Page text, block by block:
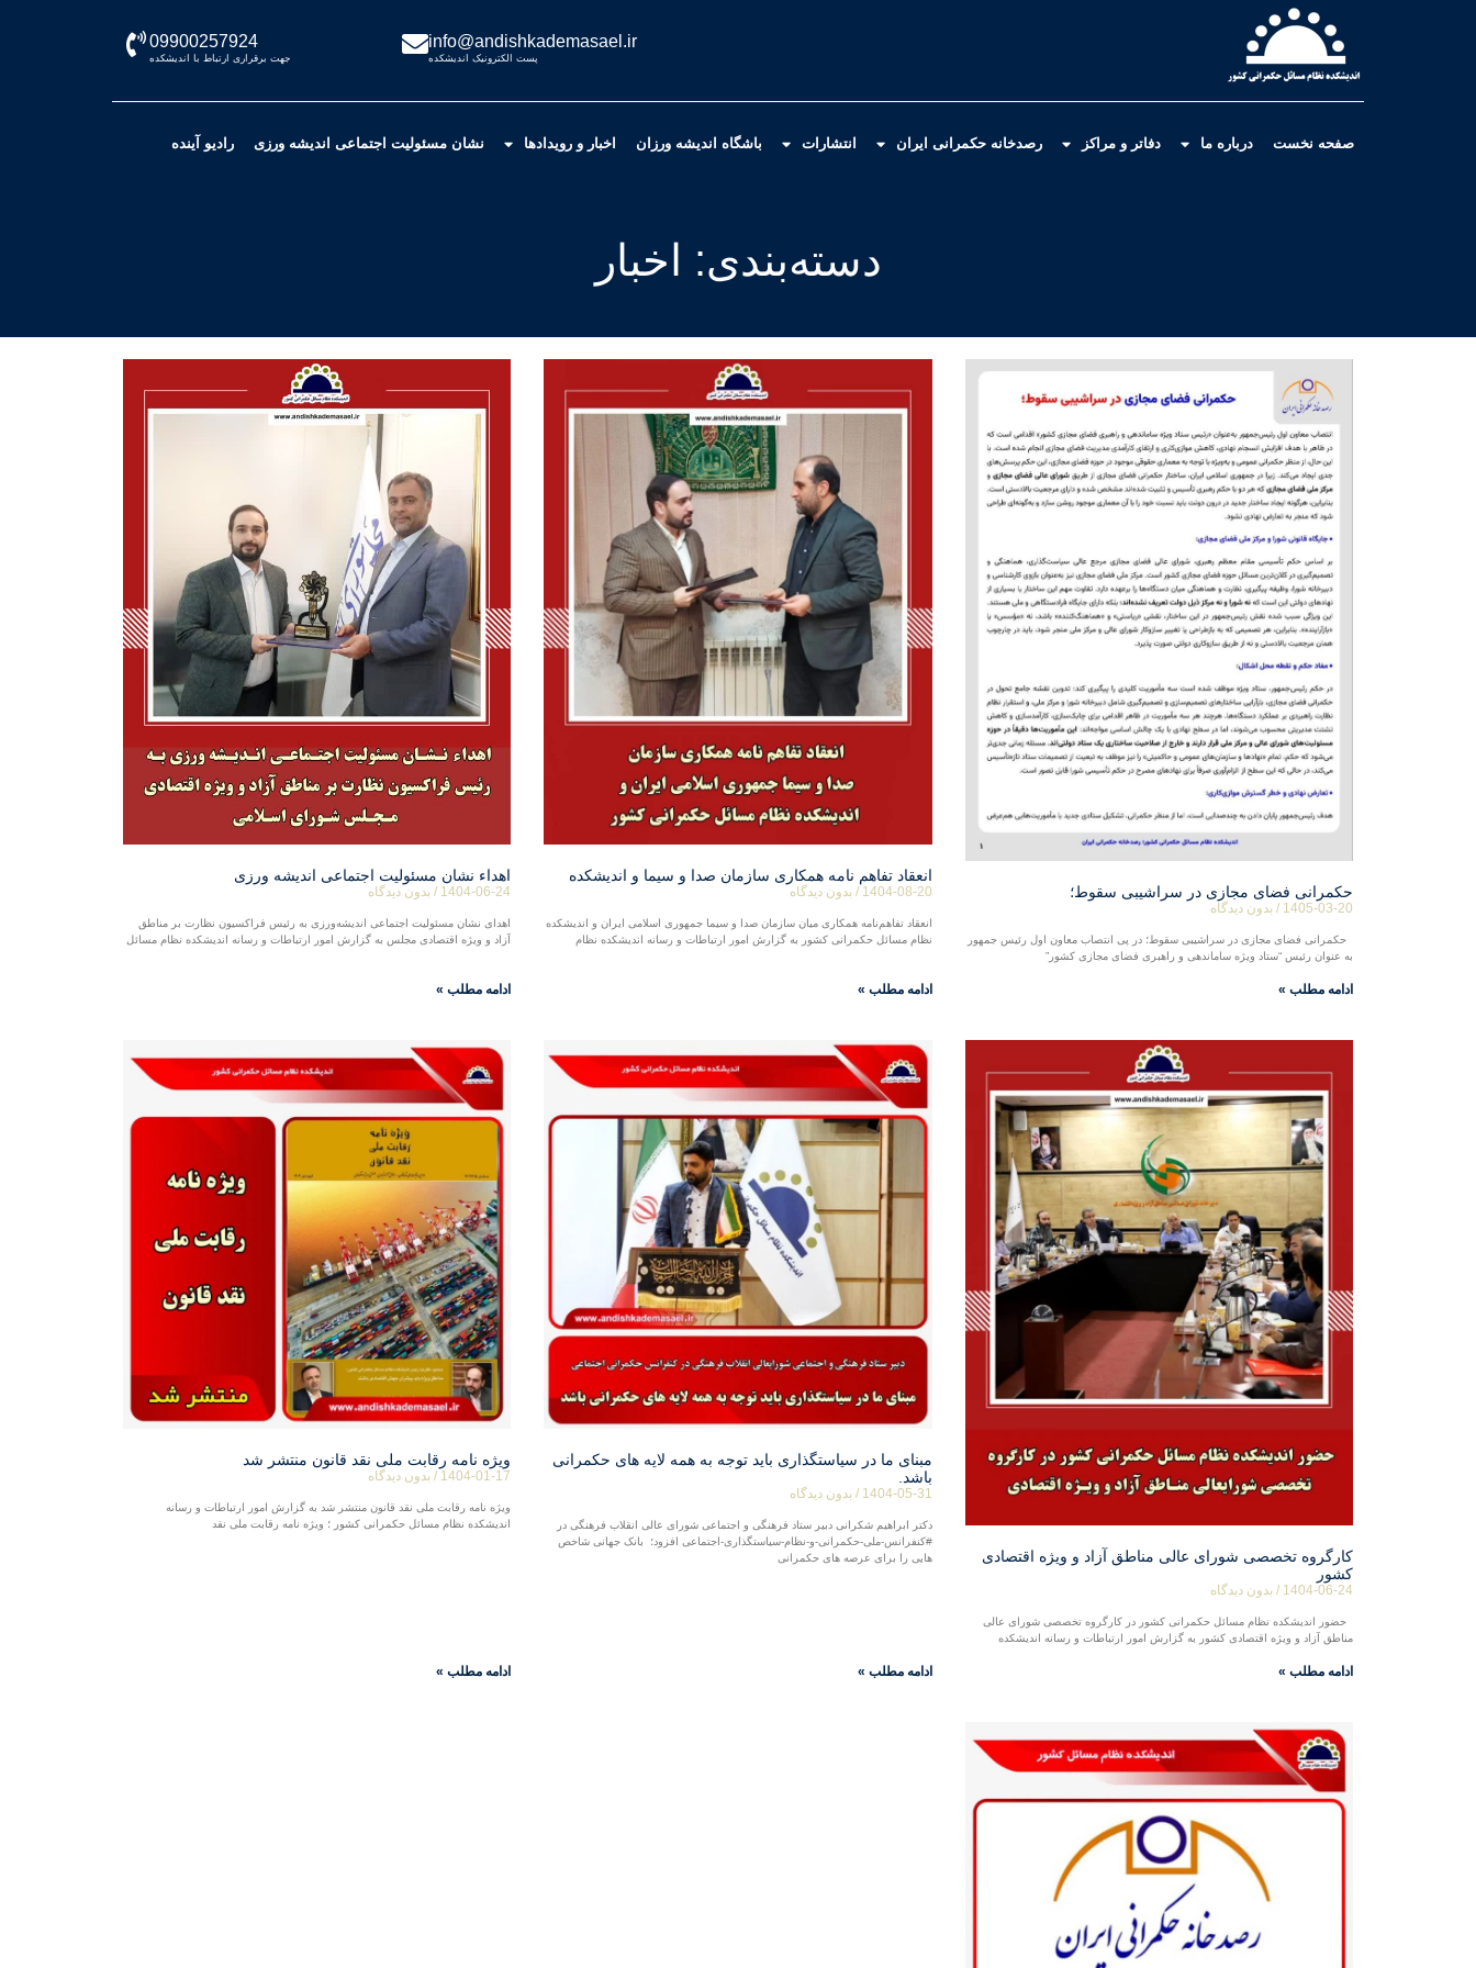
info@andishkademasael.ir
پست الکترونیک اندیشکده
09900257924
جهت برقراری ارتباط با اندیشکده
صفحه نخست درباره ما دفاتر و مراکز رصدخانه حکمرانی ایران انتشارات باشگاه اندیشه ورزان اخبار و رویدادها نشان مسئولیت اجتماعی اندیشه ورزی رادیو آینده
دسته‌بندی: اخبار
حکمرانی فضای مجازی در سراشیبی سقوط؛
1405-03-20 بدون دیدگاه
حکمرانی فضای مجازی در سراشیبی سقوط؛ در پی انتصاب معاون اول رئیس جمهور
به عنوان رئیس “ستاد ویژه ساماندهی و راهبری فضای مجازی کشور”
ادامه مطلب »
انعقاد تفاهم نامه همکاری سازمان صدا و سیما و اندیشکده
1404-08-20 بدون دیدگاه
انعقاد تفاهم‌نامه همکاری میان سازمان صدا و سیما جمهوری اسلامی ایران و اندیشکده
نظام مسائل حکمرانی کشور به گزارش امور ارتباطات و رسانه اندیشکده نظام
ادامه مطلب »
اهداء نشان مسئولیت اجتماعی اندیشه ورزی
1404-06-24 بدون دیدگاه
اهدای نشان مسئولیت اجتماعی اندیشه‌ورزی به رئیس فراکسیون نظارت بر مناطق
آزاد و ویژه اقتصادی مجلس به گزارش امور ارتباطات و رسانه اندیشکده نظام مسائل
ادامه مطلب »
کارگروه تخصصی شورای عالی مناطق آزاد و ویژه اقتصادی
کشور
1404-06-24 بدون دیدگاه
حضور اندیشکده نظام مسائل حکمرانی کشور در کارگروه تخصصی شورای عالی
مناطق آزاد و ویژه اقتصادی کشور به گزارش امور ارتباطات و رسانه اندیشکده
ادامه مطلب »
مبنای ما در سیاستگذاری باید توجه به همه لایه های حکمرانی
باشد.
1404-05-31 بدون دیدگاه
دکتر ابراهیم شکرانی دبیر ستاد فرهنگی و اجتماعی شورای عالی انقلاب فرهنگی در
#کنفرانس-ملی-حکمرانی-و-نظام-سیاستگذاری-اجتماعی افزود؛ ️ بانک جهانی شاخص
هایی را برای عرصه های حکمرانی
ادامه مطلب »
ویژه نامه رقابت ملی نقد قانون منتشر شد
1404-01-17 بدون دیدگاه
ویژه نامه رقابت ملی نقد قانون منتشر شد به گزارش امور ارتباطات و رسانه
اندیشکده نظام مسائل حکمرانی کشور ؛ ویژه نامه رقابت ملی نقد
ادامه مطلب »